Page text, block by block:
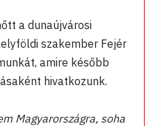
a dunaújvárosi
szakember Fejér
amire később
hivatkozunk.
Magyarországra, soha